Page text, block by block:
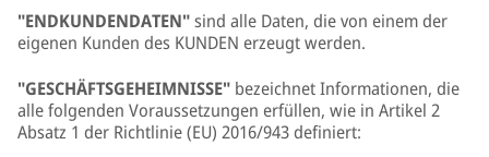
"ENDKUNDENDATEN"sind alle Daten, die von einem der
eigenen Kunden des KUNDEN erzeugt werden.
"GESCHÄFTSGEHEIMNISSE" bezeichnet Informationen, die
alle folgenden Voraussetzungen erfüllen, wie in Artikel 2
Absatz 1 der Richtlinie (EU) 2016/943 definiert: